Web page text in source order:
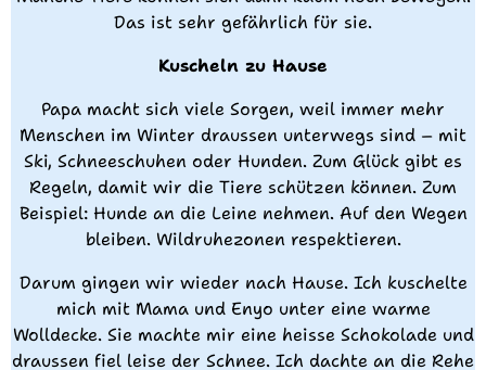
Das ist sehr gefährlich für sie.
Kuscheln zu Hause
Papa macht sich viele Sorgen, weil immer mehr
Menschen im Winter draussen unterwegs sind – mit
Ski, Schneeschuhen oder Hunden. Zum Glück gibt es
Regeln, damit wir die Tiere schützen können. Zum
Beispiel: Hunde an die Leine nehmen. Auf den Wegen
bleiben. Wildruhezonen respektieren.
Darum gingen wir wieder nach Hause. Ich kuschelte
mich mit Mama und Enyo unter eine warme
Wolldecke. Sie machte mir eine heisse Schokolade und
draussen fiel leise der Schnee. Ich dachte an die Rehe